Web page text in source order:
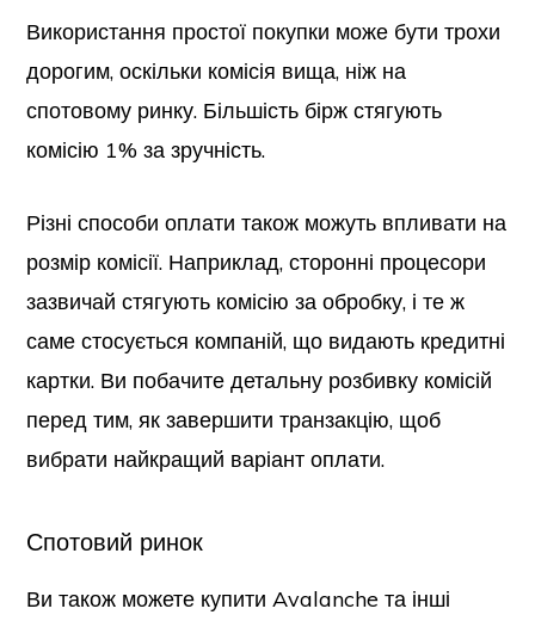
Використання простої покупки може бути трохи
дорогим, оскільки комісія вища, ніж на
спотовому ринку. Більшість бірж стягують
комісію 1% за зручність.
Різні способи оплати також можуть впливати на
розмір комісії. Наприклад, сторонні процесори
зазвичай стягують комісію за обробку, і те ж
саме стосується компаній, що видають кредитні
картки. Ви побачите детальну розбивку комісій
перед тим, як завершити транзакцію, щоб
вибрати найкращий варіант оплати.
Спотовий ринок
Ви також можете купити Avalanche та інші